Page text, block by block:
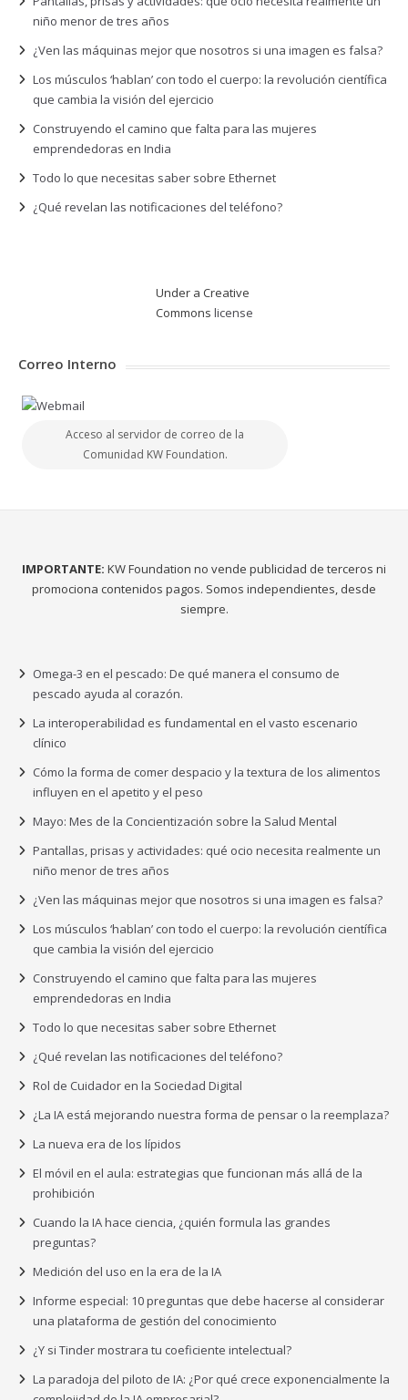
niño menor de tres años
¿Ven las máquinas mejor que nosotros si una imagen es falsa?
Los músculos ‘hablan’ con todo el cuerpo: la revolución científica
que cambia la visión del ejercicio
Construyendo el camino que falta para las mujeres
emprendedoras en India
Todo lo que necesitas saber sobre Ethernet
¿Qué revelan las notificaciones del teléfono?
Under a Creative
Commons license
Correo Interno
Acceso al servidor de correo de la
Comunidad KW Foundation.
IMPORTANTE: KW Foundation no vende publicidad de terceros ni
promociona contenidos pagos. Somos independientes, desde
siempre.
Omega-3 en el pescado: De qué manera el consumo de
pescado ayuda al corazón.
La interoperabilidad es fundamental en el vasto escenario
clínico
Cómo la forma de comer despacio y la textura de los alimentos
influyen en el apetito y el peso
Mayo: Mes de la Concientización sobre la Salud Mental
Pantallas, prisas y actividades: qué ocio necesita realmente un
niño menor de tres años
¿Ven las máquinas mejor que nosotros si una imagen es falsa?
Los músculos ‘hablan’ con todo el cuerpo: la revolución científica
que cambia la visión del ejercicio
Construyendo el camino que falta para las mujeres
emprendedoras en India
Todo lo que necesitas saber sobre Ethernet
¿Qué revelan las notificaciones del teléfono?
Rol de Cuidador en la Sociedad Digital
¿La IA está mejorando nuestra forma de pensar o la reemplaza?
La nueva era de los lípidos
El móvil en el aula: estrategias que funcionan más allá de la
prohibición
Cuando la IA hace ciencia, ¿quién formula las grandes
preguntas?
Medición del uso en la era de la IA
Informe especial: 10 preguntas que debe hacerse al considerar
una plataforma de gestión del conocimiento
¿Y si Tinder mostrara tu coeficiente intelectual?
La paradoja del piloto de IA: ¿Por qué crece exponencialmente la